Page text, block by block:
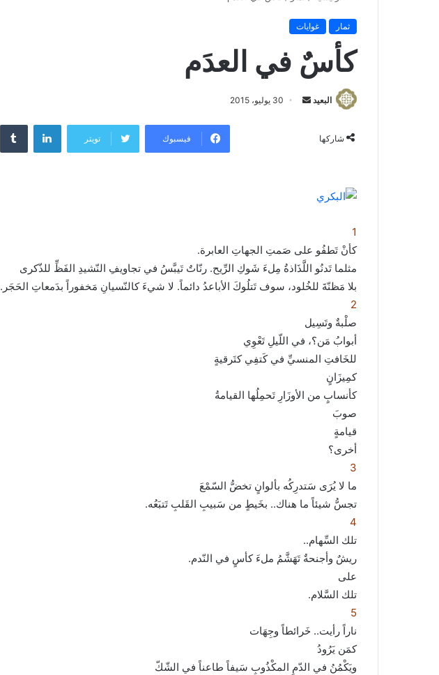
ثمار غوايات
كأسٌ في العدَم
البعيد
إ
ل
ك
30 يوليو، 2015
شاركها فيسبوك تويتر
لينكدإن
1
كأنْ تَطفُو على صَمتِ الجهاتِ العابرة.
مثلما تَدنُو اللَّذَاذةُ مِلءَ شَوكِ الرِّيح. رنّاتٌ تَيبَّسُ في تجاويفِ النّشيدِ الفَظِّ للذّكرى
بلا مَظنّةَ للخُلود، سوف تَتلُوكَ الأباعدُ دائماً. لا شيءَ كالنّسيانِ مَخفوراً بدَمعاتِ الحَجَر.
2
صلْبةٌ وتَسِيل
أبوابُ مَن؟، في اللّيلِ تَعْوِي
للخَافتِ المنسيِّ في كَتفِي كتَرقيةٍ
كمِيزَانٍ
كأنسابٍ من الأوزَارِ تَحمِلُها القيامةُ
صوبَ
قيامةٍ
أخرى؟
3
ما لا يُرَى سَتدرِكُه بألوانٍ تخضُّ السّمْعَ
تجسُّ شيئاً ما هناك.. بخَيطٍ من سَبيبِ القَلبِ تَتبَعُه.
4
تلك السِّهام..
ريشٌ وأجنحةٌ تَهَشَّمُ ملءَ كأسٍ في النّدم.
على
تلك السَّلام.
5
ناراً رأيت.. خَرائطاً وجِهَات
كمَن يَرُودُ
ويَكْمُنُ في الدّمِ المكْذُوبِ سَيفاً طاعناً في الشّكّ